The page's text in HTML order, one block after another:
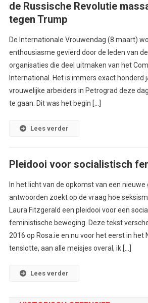
de Russische Revolutie
tegen Trump
De Internationale Vrouwendag (8 maart)
enthousiasme gevierd door de leden van
organisaties die deel uitmaken van het
International. Het is immers exact honderd
vrouwelijke arbeiders in Petrograd deze
te gaan. Dit was het begin […]
Lees verder
Pleidooi voor socialistisch
In het licht van de opkomst van een nieuwe
antwoorden zoekt op de vraag hoe
Laura Fitzgerald een pleidooi voor een
feministische beweging. Deze tekst
2016 op Rosa.ie en nu voor het eerst in het
tenslotte, aan alle meisjes overal, ik […]
Lees verder